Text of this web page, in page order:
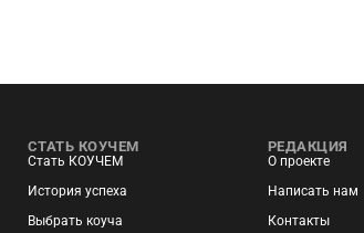
СТАТЬ КОУЧЕМ
Стать КОУЧЕМ
История успеха
Выбрать коуча
РЕДАКЦИЯ
О проекте
Написать нам
Контакты